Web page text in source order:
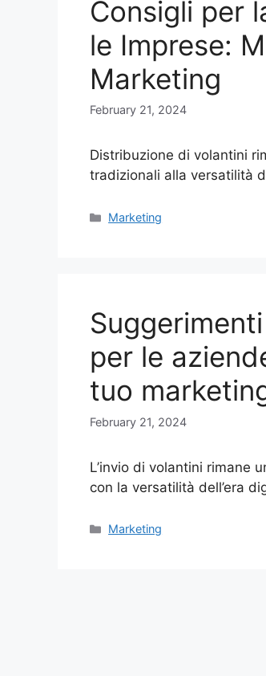
Consigli per
le Imprese:
Marketing
February 21, 2024
Distribuzione di volantini
tradizionali alla versatilità
Categories
Marketing
per le
tuo
February 21, 2024
L’invio di volantini rimane
con la versatilità dell’era
Categories
Marketing